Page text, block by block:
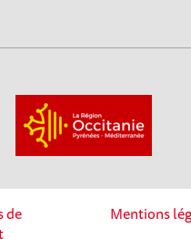
de
Mentions